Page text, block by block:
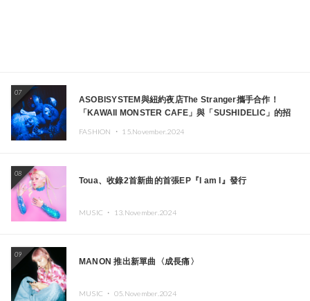
07
ASOBISYSTEM與紐約夜店The Stranger攜手合作！
「KAWAII MONSTER CAFE」與「SUSHIDELIC」的招
FASHION ・ 15.November.2024
08
Toua、收錄2首新曲的首張EP『I am I』發行
MUSIC ・ 13.November.2024
09
MANON 推出新單曲〈成長痛〉
MUSIC ・ 05.November.2024